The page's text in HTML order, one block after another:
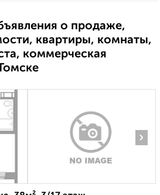
о продаже,
квартиры, комнаты,
коммерческая
›